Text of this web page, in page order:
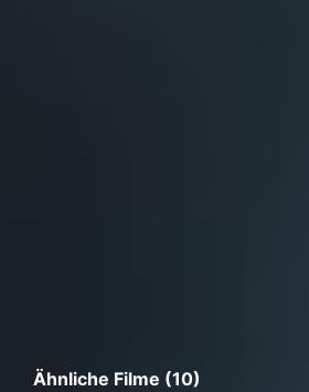
Ähnliche Filme (10)